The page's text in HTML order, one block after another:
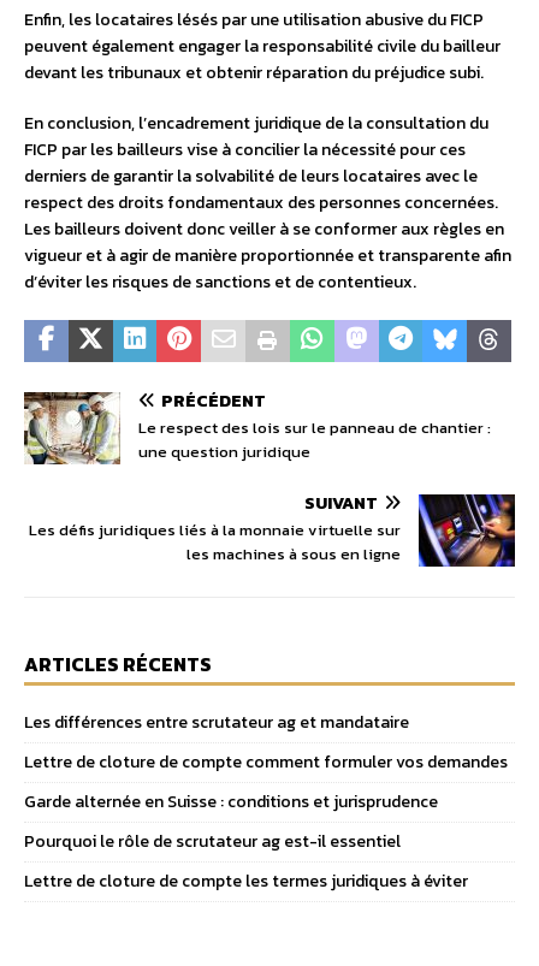
Enfin, les locataires lésés par une utilisation abusive du FICP
peuvent également engager la responsabilité civile du bailleur
devant les tribunaux et obtenir réparation du préjudice subi.
En conclusion, l’encadrement juridique de la consultation du
FICP par les bailleurs vise à concilier la nécessité pour ces
derniers de garantir la solvabilité de leurs locataires avec le
respect des droits fondamentaux des personnes concernées.
Les bailleurs doivent donc veiller à se conformer aux règles en
vigueur et à agir de manière proportionnée et transparente afin
d’éviter les risques de sanctions et de contentieux.
PRÉCÉDENT
Le respect des lois sur le panneau de chantier :
une question juridique
SUIVANT
Les défis juridiques liés à la monnaie virtuelle sur
les machines à sous en ligne
ARTICLES RÉCENTS
Les différences entre scrutateur ag et mandataire
Lettre de cloture de compte comment formuler vos demandes
Garde alternée en Suisse : conditions et jurisprudence
Pourquoi le rôle de scrutateur ag est-il essentiel
Lettre de cloture de compte les termes juridiques à éviter